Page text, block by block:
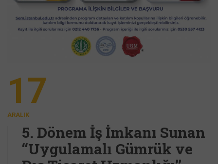
17
ARALIK
5. Dönem İş İmkanı Sunan
‘‘Uygulamalı Gümrük ve